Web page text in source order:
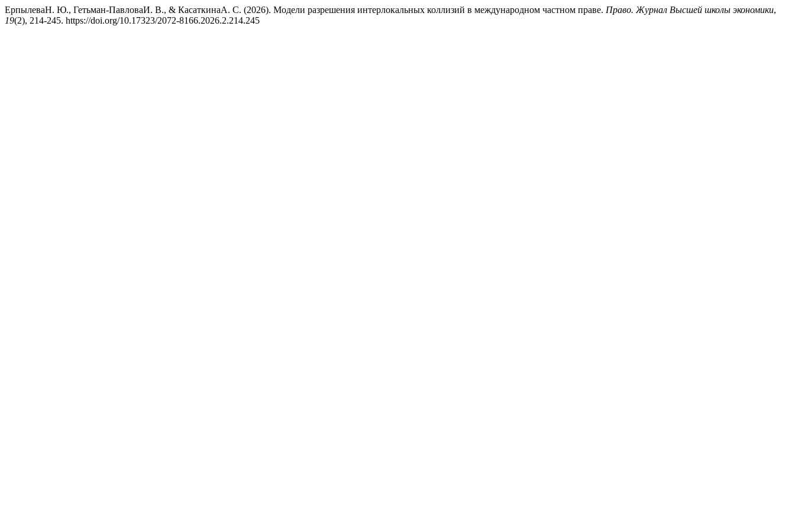
ЕрпылеваН. Ю., Гетьман-ПавловаИ. В., & КасаткинаА. С. (2026). Модели разрешения интерлокальных коллизий в международном частном праве. Право. Журнал Высшей школы экономики,
19(2), 214-245. https://doi.org/10.17323/2072-8166.2026.2.214.245